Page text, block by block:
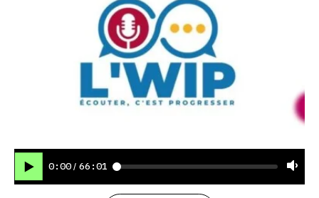
0:00 / 66:01